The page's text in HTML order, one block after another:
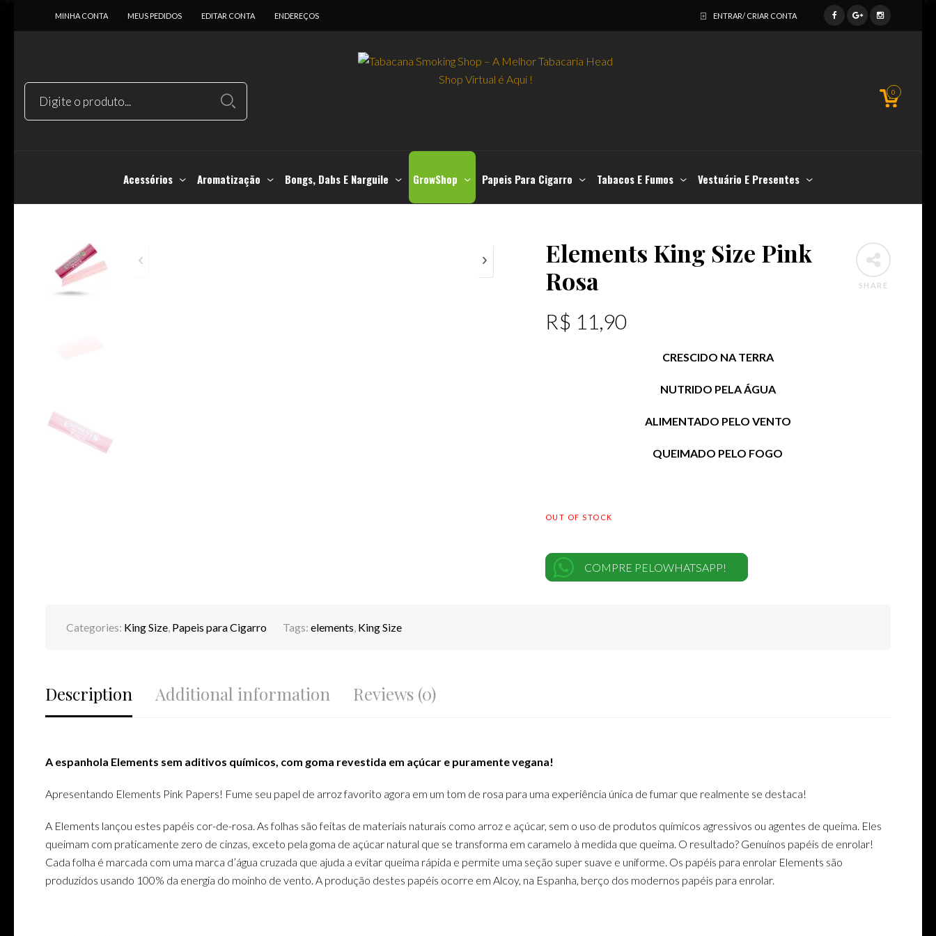
MINHA CONTA MEUS PEDIDOS EDITAR CONTA ENDEREÇOS ENTRAR/ CRIAR CONTA
0
Acessórios Aromatização Bongs, Dabs E Narguile GrowShop Papeis Para Cigarro Tabacos E Fumos Vestuário E Presentes
SHARE
Elements King Size Pink
Rosa
R$ 11,90
CRESCIDO NA TERRA
NUTRIDO PELA ÁGUA
ALIMENTADO PELO VENTO
QUEIMADO PELO FOGO
OUT OF STOCK
COMPRE PELOWHATSAPP!
Categories: King Size, Papeis para Cigarro Tags: elements, King Size
Description Additional information Reviews (0)
A espanhola Elements sem aditivos químicos, com goma revestida em açúcar e puramente vegana!
Apresentando Elements Pink Papers! Fume seu papel de arroz favorito agora em um tom de rosa para uma experiência única de fumar que realmente se destaca!
A Elements lançou estes papéis cor-de-rosa. As folhas são feitas de materiais naturais como arroz e açúcar, sem o uso de produtos químicos agressivos ou agentes de queima. Eles
queimam com praticamente zero de cinzas, exceto pela goma de açúcar natural que se transforma em caramelo à medida que queima. O resultado? Genuínos papéis de enrolar!
Cada folha é marcada com uma marca d’água cruzada que ajuda a evitar queima rápida e permite uma seção super suave e uniforme. Os papéis para enrolar Elements são
produzidos usando 100% da energia do moinho de vento. A produção destes papéis ocorre em Alcoy, na Espanha, berço dos modernos papéis para enrolar.